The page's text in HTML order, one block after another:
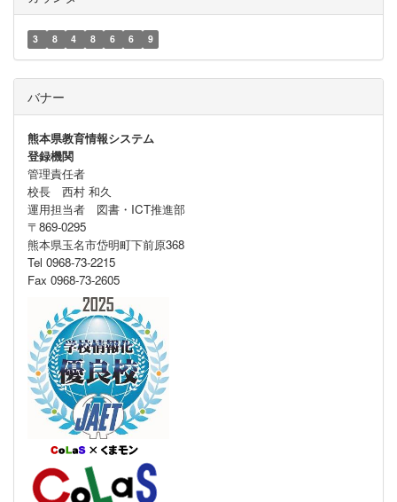
3 8 4 8 6 6 9
バナー
熊本県教育情報システム
登録機関
管理責任者
校長 西村 和久
運用担当者 図書・ICT推進部
〒869-0295
熊本県玉名市岱明町下前原368
Tel 0968-73-2215
Fax 0968-73-2605